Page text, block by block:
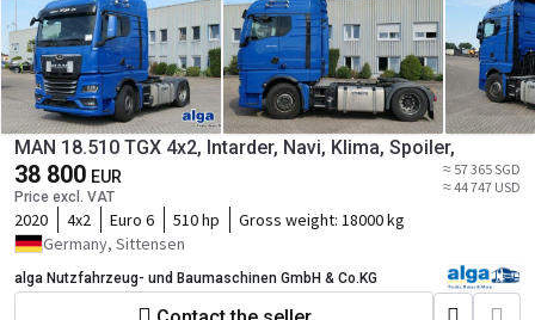
MAN 18.510 TGX 4x2, Intarder, Navi, Klima, Spoiler,
38 800 EUR
Price excl. VAT
≈ 57 365 SGD
≈ 44 747 USD
2020 4x2 Euro 6 510 hp Gross weight: 18000 kg
Germany, Sittensen
alga Nutzfahrzeug- und Baumaschinen GmbH & Co.KG